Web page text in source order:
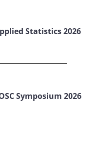
Statistics 2026
Symposium 2026